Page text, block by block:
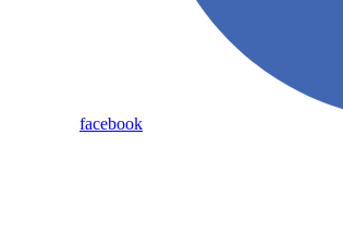
facebook